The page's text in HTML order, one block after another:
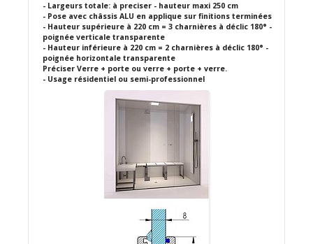
- Largeurs totale: à preciser - hauteur maxi 250 cm
- Pose avec châssis ALU en applique sur finitions terminées
- Hauteur supérieure à 220 cm = 3 charnières à déclic 180° -
poignée verticale transparente
- Hauteur inférieure à 220 cm = 2 charnières à déclic 180° -
poignée horizontale transparente
Préciser Verre + porte ou verre + porte + verre.
- Usage résidentiel ou semi-professionnel